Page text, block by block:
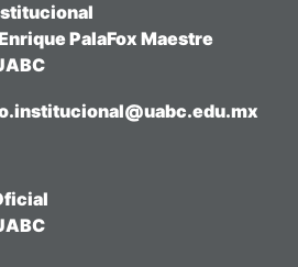
PalaFox Maestre